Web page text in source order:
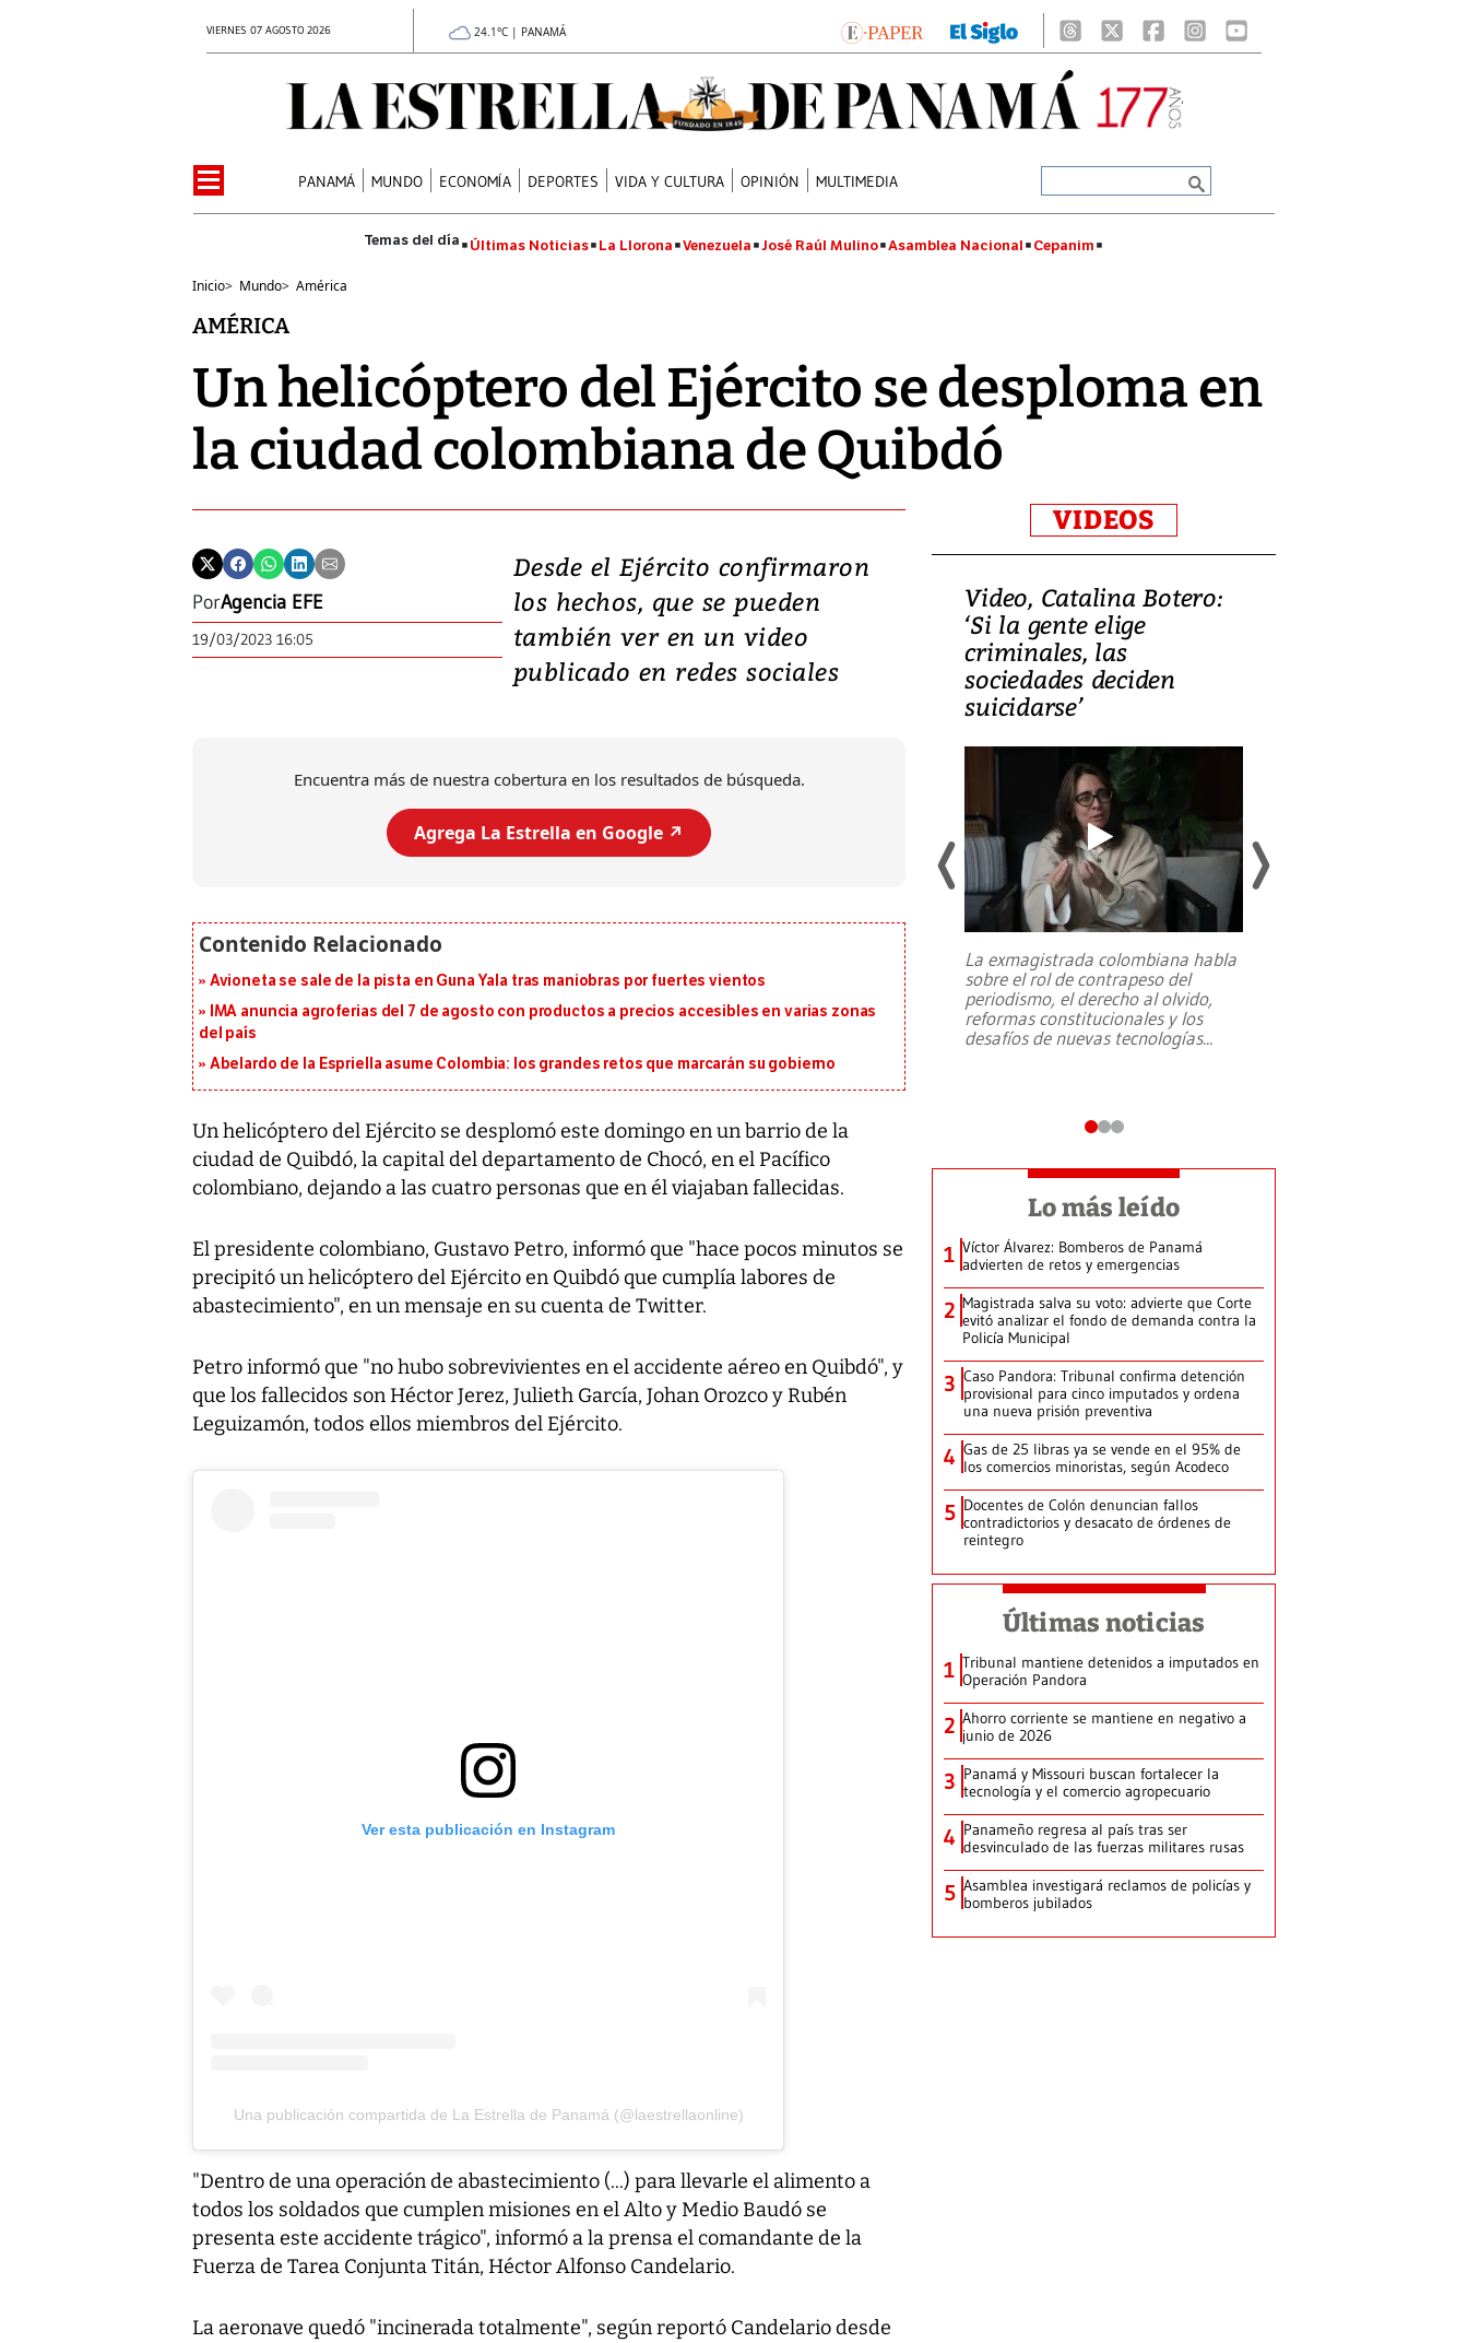
VIERNES 07 AGOSTO 2026 24.1°C | PANAMÁ
PANAMÁ MUNDO ECONOMÍA DEPORTES VIDA Y CULTURA OPINIÓN MULTIMEDIA
Últimas Noticias La Llorona Venezuela José Raúl Mulino Asamblea Nacional Cepanim
Inicio> Mundo> América
AMÉRICA
Un helicóptero del Ejército se desploma en
la ciudad colombiana de Quibdó
PorAgencia EFE
19/03/2023 16:05
Desde el Ejército confirmaron
los hechos, que se pueden
también ver en un video
publicado en redes sociales
Encuentra más de nuestra cobertura en los resultados de búsqueda.
Agrega La Estrella en Google ↗️
Avioneta se sale de la pista en Guna Yala tras maniobras por fuertes vientos
IMA anuncia agroferias del 7 de agosto con productos a precios accesibles en varias zonas
del país
Abelardo de la Espriella asume Colombia: los grandes retos que marcarán su gobierno
Un helicóptero del Ejército se desplomó este domingo en un barrio de la
ciudad de Quibdó, la capital del departamento de Chocó, en el Pacífico
colombiano, dejando a las cuatro personas que en él viajaban fallecidas.
El presidente colombiano, Gustavo Petro, informó que "hace pocos minutos se
precipitó un helicóptero del Ejército en Quibdó que cumplía labores de
abastecimiento", en un mensaje en su cuenta de Twitter.
Petro informó que "no hubo sobrevivientes en el accidente aéreo en Quibdó", y
que los fallecidos son Héctor Jerez, Julieth García, Johan Orozco y Rubén
Leguizamón, todos ellos miembros del Ejército.
Ver esta publicación en Instagram
Una publicación compartida de La Estrella de Panamá (@laestrellaonline)
"Dentro de una operación de abastecimiento (...) para llevarle el alimento a
todos los soldados que cumplen misiones en el Alto y Medio Baudó se
presenta este accidente trágico", informó a la prensa el comandante de la
Fuerza de Tarea Conjunta Titán, Héctor Alfonso Candelario.
La aeronave quedó "incinerada totalmente", según reportó Candelario desde
VIDEOS
Video, Japón: Terremoto
deja heridos y graves
daños en Kumamoto
7,1 se registró este martes 28 de
emergencia de gran
Video, Catalina Botero:
‘Si la gente elige
criminales, las
sociedades deciden
suicidarse’
La exmagistrada colombiana habla
sobre el rol de contrapeso del
periodismo, el derecho al olvido,
reformas constitucionales y los
desafíos de nuevas tecnologías...
Lo más leído
1 Víctor Álvarez: Bomberos de Panamá
advierten de retos y emergencias
2 Magistrada salva su voto: advierte que Corte
evitó analizar el fondo de demanda contra la
Policía Municipal
3 Caso Pandora: Tribunal confirma detención
provisional para cinco imputados y ordena
una nueva prisión preventiva
4 Gas de 25 libras ya se vende en el 95% de
los comercios minoristas, según Acodeco
5 Docentes de Colón denuncian fallos
contradictorios y desacato de órdenes de
reintegro
Últimas noticias
1 Tribunal mantiene detenidos a imputados en
Operación Pandora
2 Ahorro corriente se mantiene en negativo a
junio de 2026
3 Panamá y Missouri buscan fortalecer la
tecnología y el comercio agropecuario
4 Panameño regresa al país tras ser
desvinculado de las fuerzas militares rusas
5 Asamblea investigará reclamos de policías y
bomberos jubilados